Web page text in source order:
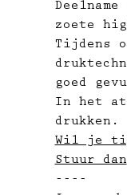
zoete
Tijdens
goed
In het
Wil je
Stuur dan
----